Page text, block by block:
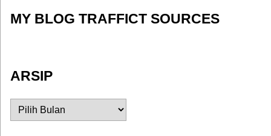
MY BLOG TRAFFICT SOURCES
ARSIP
ARSIP